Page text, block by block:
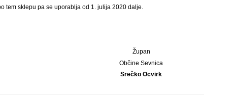
tem sklepu pa se uporablja od 1. julija 2020 dalje.
Župan
Občine Sevnica
Srečko Ocvirk